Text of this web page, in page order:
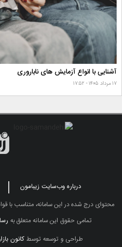
آشنایی با انواع آزمایش های ناباروری
۱۷ مرداد ۱۴۰۵ - ۱۷:۵۲
درباره وب‌سایت زیبامون
محتوای درج شده در این سامانه، متناسب با
تمامی حقوق این سامانه متعلق به
طراحی و توسعه توسطکانون